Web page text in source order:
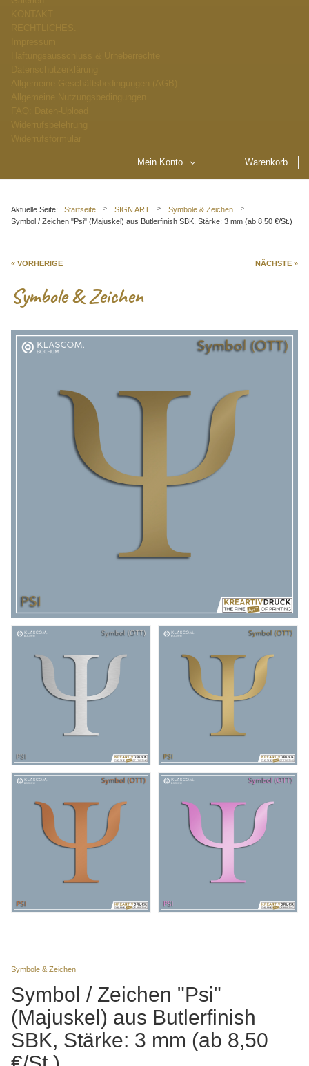
Mein Konto Warenkorb
Aktuelle Seite: Startseite SIGN ART
Symbole & Zeichen
Symbol / Zeichen "Psi" (Majuskel) aus Butlerfinish SBK, Stärke: 3 mm (ab 8,50 €/St.)
« VORHERIGE NÄCHSTE »
Symbole & Zeichen
Symbole & Zeichen
Symbol / Zeichen "Psi"
(Majuskel) aus Butlerfinish
SBK, Stärke: 3 mm (ab 8,50